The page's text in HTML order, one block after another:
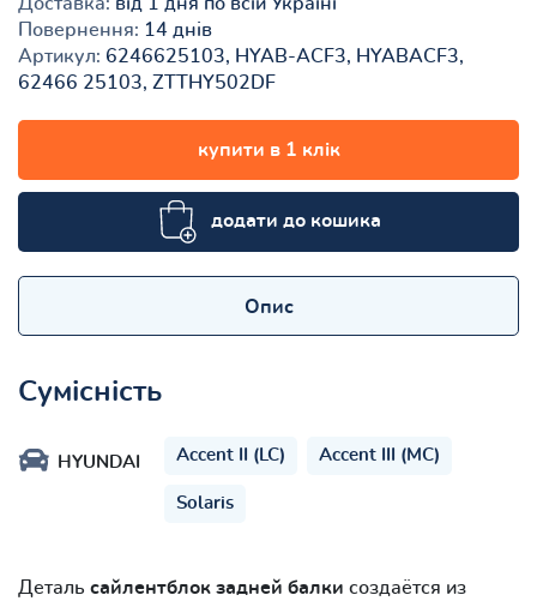
Повернення: 14 днів
Артикул: 6246625103, HYAB-ACF3, HYABACF3,
62466 25103, ZTTHY502DF
купити в 1 клік
додати до кошика
Опис
Сумісність
HYUNDAI Accent II (LC) Accent III (MC)
Solaris
Деталь сайлентблок задней балки создаётся из